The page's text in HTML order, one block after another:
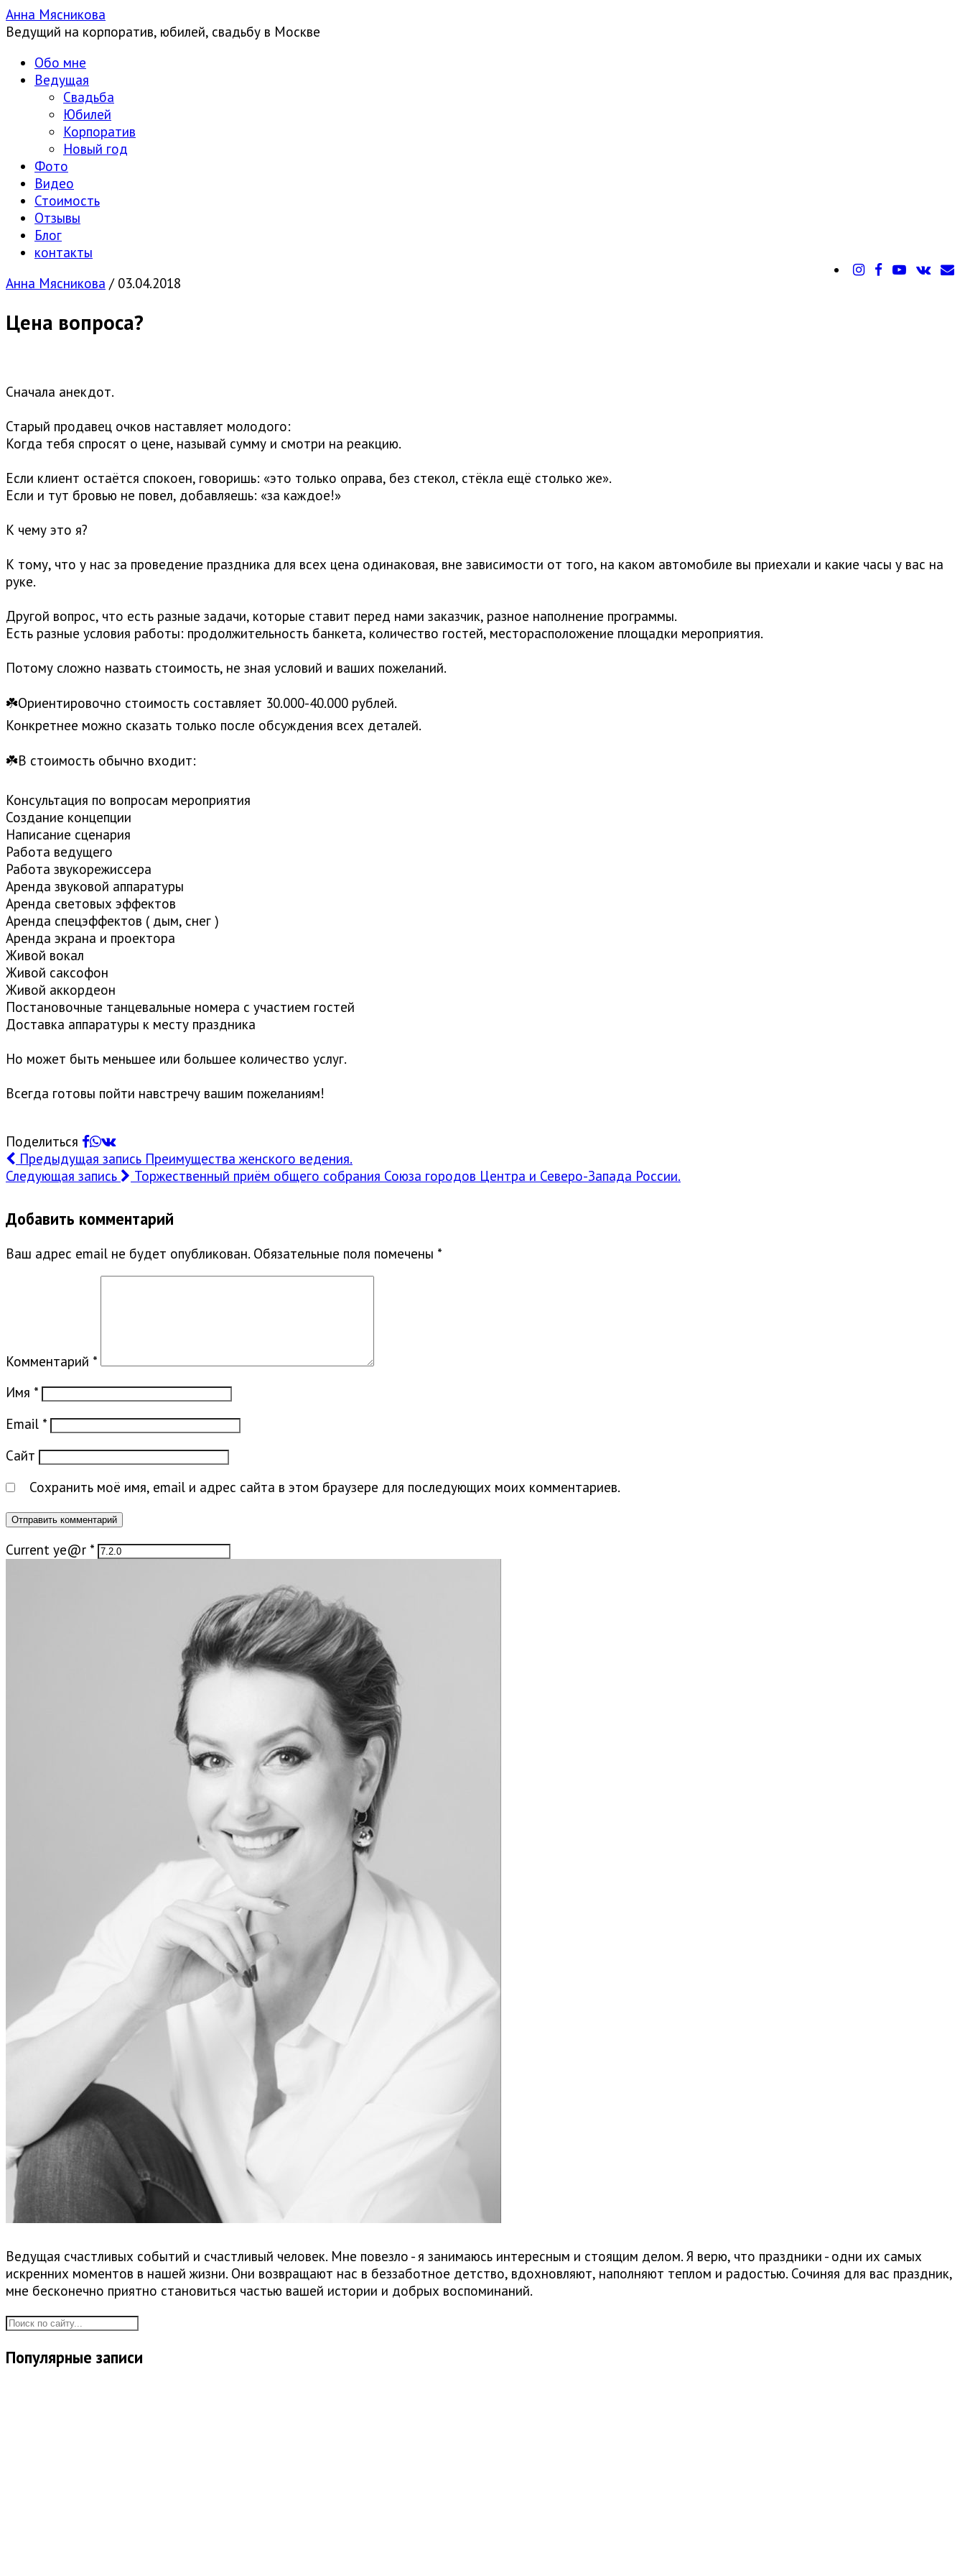
Анна Мясникова
Ведущий на корпоратив, юбилей, свадьбу в Москве
Обо мне
Ведущая
Свадьба
Юбилей
Корпоратив
Новый год
Фото
Видео
Стоимость
Отзывы
Блог
контакты
Анна Мясникова / 03.04.2018
Цена вопроса?
Сначала анекдот.
Старый продавец очков наставляет молодого:
Когда тебя спросят о цене, называй сумму и смотри на реакцию.
Если клиент остаётся спокоен, говоришь: «это только оправа, без стекол, стёкла ещё столько же».
Если и тут бровью не повел, добавляешь: «за каждое!»
К чему это я?
К тому, что у нас за проведение праздника для всех цена одинаковая, вне зависимости от того, на каком автомобиле вы приехали и какие часы у вас на
руке.
Другой вопрос, что есть разные задачи, которые ставит перед нами заказчик, разное наполнение программы.
Есть разные условия работы: продолжительность банкета, количество гостей, месторасположение площадки мероприятия.
Потому сложно назвать стоимость, не зная условий и ваших пожеланий.
☘️Ориентировочно стоимость составляет 30.000-40.000 рублей.
Конкретнее можно сказать только после обсуждения всех деталей.
☘️В стоимость обычно входит:
Консультация по вопросам мероприятия
Создание концепции
Написание сценария
Работа ведущего
Работа звукорежиссера
Аренда звуковой аппаратуры
Аренда световых эффектов
Аренда спецэффектов ( дым, снег )
Аренда экрана и проектора
Живой вокал
Живой саксофон
Живой аккордеон
Постановочные танцевальные номера с участием гостей
Доставка аппаратуры к месту праздника
Но может быть меньшее или большее количество услуг.
Всегда готовы пойти навстречу вашим пожеланиям!
Поделиться
Предыдущая запись Преимущества женского ведения.
Следующая запись
Торжественный приём общего собрания Союза городов Центра и Северо-Запада России.
Добавить комментарий
Ваш адрес email не будет опубликован. Обязательные поля помечены *
Комментарий *
Имя *
Email *
Сайт
Сохранить моё имя, email и адрес сайта в этом браузере для последующих моих комментариев.
Current ye@r *
Ведущая счастливых событий и счастливый человек. Мне повезло - я занимаюсь интересным и стоящим делом. Я верю, что праздники - одни их самых
искренних моментов в нашей жизни. Они возвращают нас в беззаботное детство, вдохновляют, наполняют теплом и радостью. Сочиняя для вас праздник,
мне бесконечно приятно становиться частью вашей истории и добрых воспоминаний.
Популярные записи